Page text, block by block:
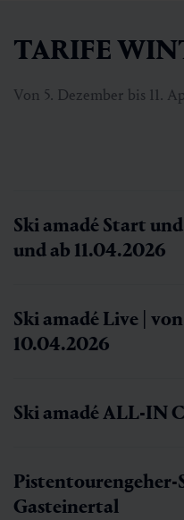
TARIFE
Von 5. Dezember bis 11.
Ski amadé Start
und ab 11.04.2026
Ski amadé Live |
10.04.2026
Ski amadé ALL-IN
Pistentourengeher-
Gasteinertal